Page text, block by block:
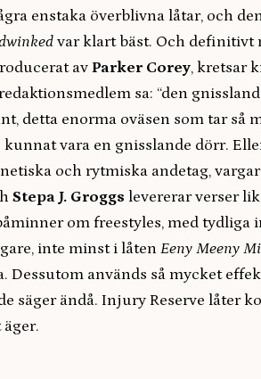
enstaka överblivna låtar, och
var klart bäst. Och definitivt
av Parker Corey, kretsar
sa: “den
detta enorma oväsen som tar så
kunnat vara en gnisslande dörr.
och rytmiska andetag,
Stepa J. Groggs levererar verser
om freestyles, med
inte minst i låten Eeny Meeny
Dessutom används så mycket
säger ändå. Injury Reserve låter